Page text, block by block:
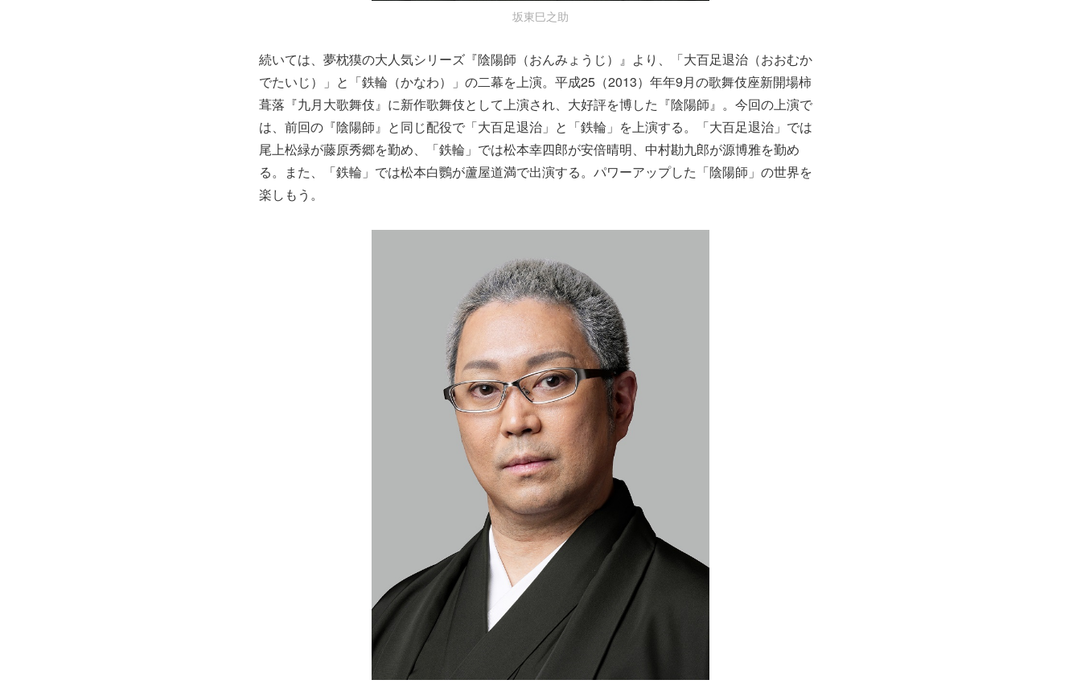
坂東巳之助
続いては、夢枕獏の大人気シリーズ『陰陽師（おんみょうじ）』より、「大百足退治（おおむか
でたいじ）」と「鉄輪（かなわ）」の二幕を上演。平成25（2013）年年9月の歌舞伎座新開場柿
葺落『九月大歌舞伎』に新作歌舞伎として上演され、大好評を博した『陰陽師』。今回の上演で
は、前回の『陰陽師』と同じ配役で「大百足退治」と「鉄輪」を上演する。「大百足退治」では
尾上松緑が藤原秀郷を勤め、「鉄輪」では松本幸四郎が安倍晴明、中村勘九郎が源博雅を勤め
る。また、「鉄輪」では松本白鸚が蘆屋道満で出演する。パワーアップした「陰陽師」の世界を
楽しもう。